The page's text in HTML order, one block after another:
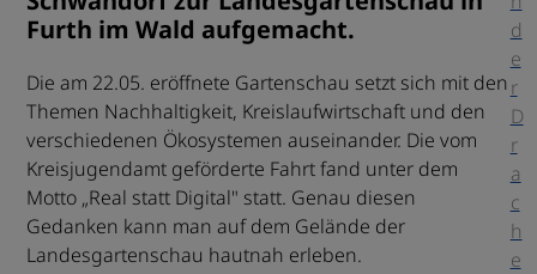
Furth im Wald aufgemacht.
Die am 22.05. eröffnete Gartenschau setzt sich mit den
Themen Nachhaltigkeit, Kreislaufwirtschaft und den
verschiedenen Ökosystemen auseinander. Die vom
Kreisjugendamt geförderte Fahrt fand unter dem
Motto „Real statt Digital" statt. Genau diesen
Gedanken kann man auf dem Gelände der
Landesgartenschau hautnah erleben.
d
e
r
D
r
a
c
h
e